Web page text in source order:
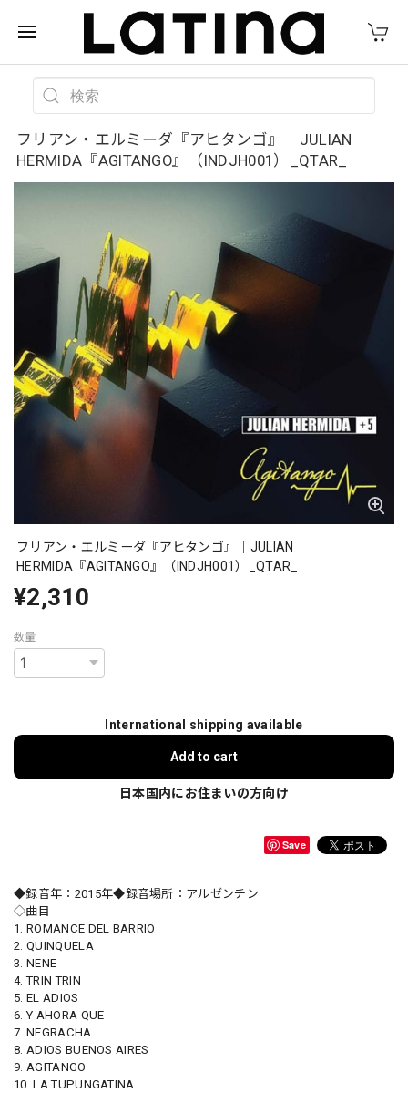
フリアン・エルミーダ『アヒタンゴ』｜JULIAN
HERMIDA『AGITANGO』（INDJH001）_QTAR_
フリアン・エルミーダ『アヒタンゴ』｜JULIAN
HERMIDA『AGITANGO』（INDJH001）_QTAR_
¥2,310
数量
International shipping available
Add to cart
日本国内にお住まいの方向け
Save
◆録音年：2015年◆録音場所：アルゼンチン
◇曲目
1. ROMANCE DEL BARRIO
2. QUINQUELA
3. NENE
4. TRIN TRIN
5. EL ADIOS
6. Y AHORA QUE
7. NEGRACHA
8. ADIOS BUENOS AIRES
9. AGITANGO
10. LA TUPUNGATINA